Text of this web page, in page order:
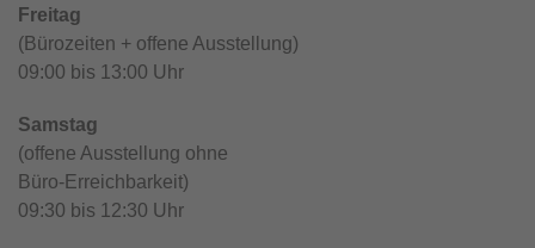
Freitag
(Bürozeiten + offene Ausstellung)
09:00 bis 13:00 Uhr
Samstag
(offene Ausstellung ohne
Büro-Erreichbarkeit)
09:30 bis 12:30 Uhr